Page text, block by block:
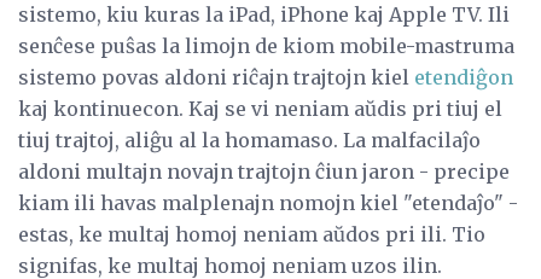
sistemo, kiu kuras la iPad, iPhone kaj Apple TV. Ili
senĉese puŝas la limojn de kiom mobile-mastruma
sistemo povas aldoni riĉajn trajtojn kiel etendiĝon
kaj kontinuecon. Kaj se vi neniam aŭdis pri tiuj el
tiuj trajtoj, aliĝu al la homamaso. La malfacilaĵo
aldoni multajn novajn trajtojn ĉiun jaron - precipe
kiam ili havas malplenajn nomojn kiel "etendaĵo" -
estas, ke multaj homoj neniam aŭdos pri ili. Tio
signifas, ke multaj homoj neniam uzos ilin.